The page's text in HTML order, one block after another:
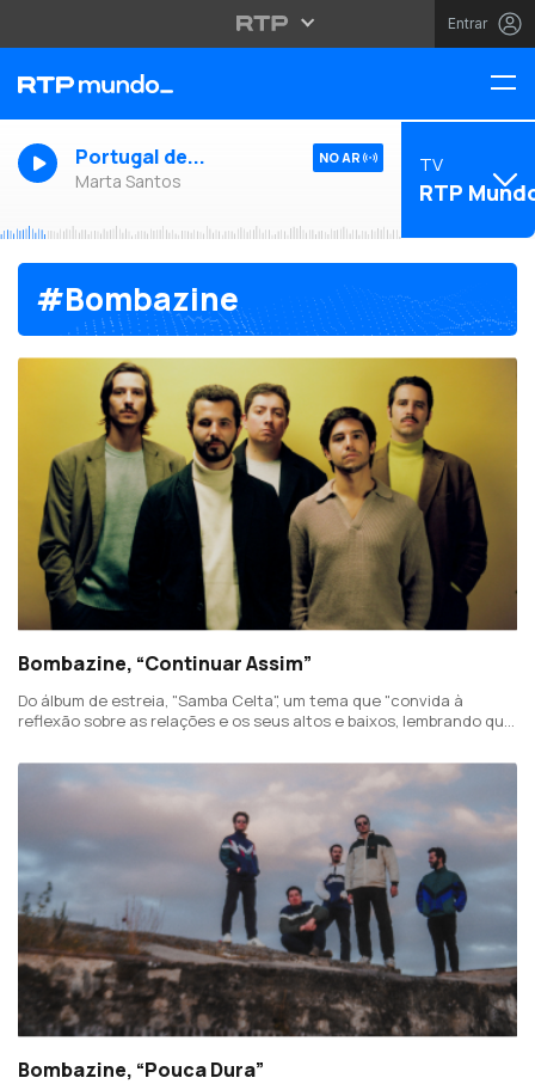
Entrar
Portugal de...
Marta Santos
NO AR TV
RTP
#Bombazine
Bombazine, “Continuar Assim”
Do álbum de estreia, "Samba Celta", um tema que "convida à
reflexão sobre as relações e os seus altos e baixos, lembrando que
Bombazine, “Pouca Dura”